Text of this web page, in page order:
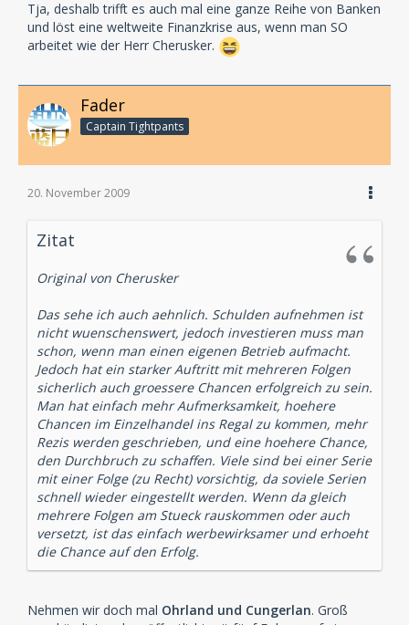
Tja, deshalb trifft es auch mal eine ganze Reihe von Banken
und löst eine weltweite Finanzkrise aus, wenn man SO
arbeitet wie der Herr Cherusker.
Fader
Captain Tightpants
20. November 2009
Zitat
Original von Cherusker
Das sehe ich auch aehnlich. Schulden aufnehmen ist
nicht wuenschenswert, jedoch investieren muss man
schon, wenn man einen eigenen Betrieb aufmacht.
Jedoch hat ein starker Auftritt mit mehreren Folgen
sicherlich auch groessere Chancen erfolgreich zu sein.
Man hat einfach mehr Aufmerksamkeit, hoehere
Chancen im Einzelhandel ins Regal zu kommen, mehr
Rezis werden geschrieben, und eine hoehere Chance,
den Durchbruch zu schaffen. Viele sind bei einer Serie
mit einer Folge (zu Recht) vorsichtig, da soviele Serien
schnell wieder eingestellt werden. Wenn da gleich
mehrere Folgen am Stueck rauskommen oder auch
versetzt, ist das einfach werbewirksamer und erhoeht
die Chance auf den Erfolg.
Nehmen wir doch mal Ohrland und Cungerlan. Groß